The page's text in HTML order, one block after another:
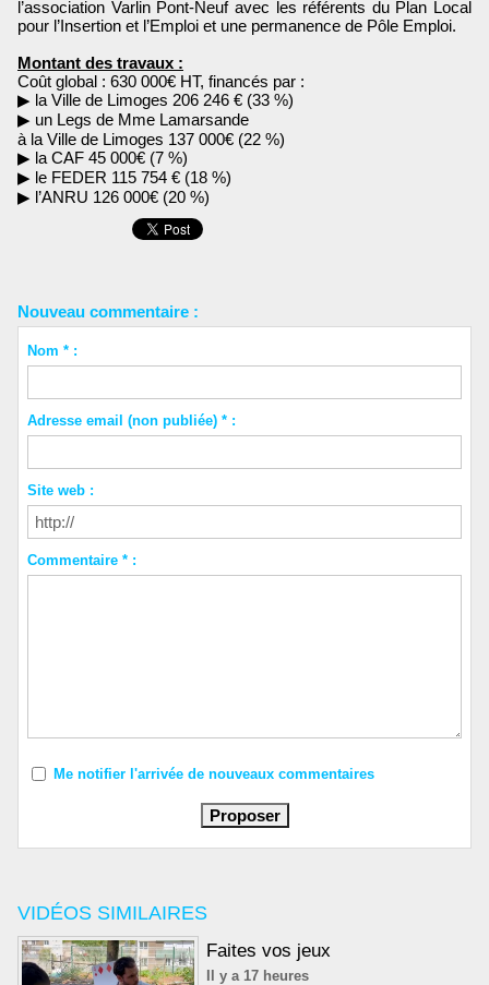
VIDÉOS SIMILAIRES
Faites vos jeux
Il y a 17 heures
l’association Varlin Pont-Neuf avec les référents du Plan Local
pour l’Insertion et l’Emploi et une permanence de Pôle Emploi.
Montant des travaux :
Coût global : 630 000€ HT, financés par :
▶ la Ville de Limoges 206 246 € (33 %)
▶ un Legs de Mme Lamarsande
à la Ville de Limoges 137 000€ (22 %)
▶ la CAF 45 000€ (7 %)
▶ le FEDER 115 754 € (18 %)
▶ l’ANRU 126 000€ (20 %)
Nouveau commentaire :
Nom * :
Adresse email (non publiée) * :
Site web :
Commentaire * :
Me notifier l'arrivée de nouveaux commentaires